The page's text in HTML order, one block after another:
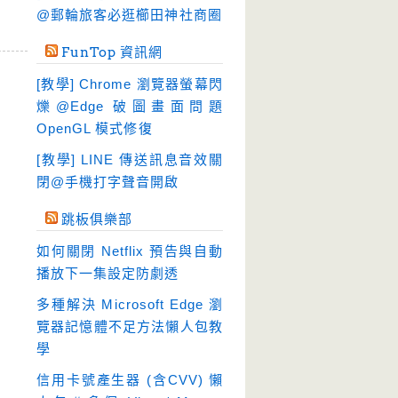
硬碟工具 (64)
系統工具 (242)
(188)
翻譯軟體 (3)
輸入法 (4)
@郵輪旅客必逛櫛田神社商圈
FunTop 資訊網
[教學] Chrome 瀏覽器螢幕閃
爍@Edge 破圖畫面問題
OpenGL 模式修復
[教學] LINE 傳送訊息音效關
閉@手機打字聲音開啟
跳板俱樂部
如何關閉 Netflix 預告與自動
播放下一集設定防劇透
多種解決 Microsoft Edge 瀏
覽器記憶體不足方法懶人包教
學
信用卡號產生器 (含CVV) 懶